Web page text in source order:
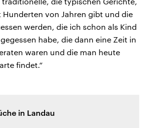
Hunderten von Jahren gibt und die
werden, die ich schon als Kind
habe, die dann eine Zeit in
waren und die man heute
findet.“
in Landau